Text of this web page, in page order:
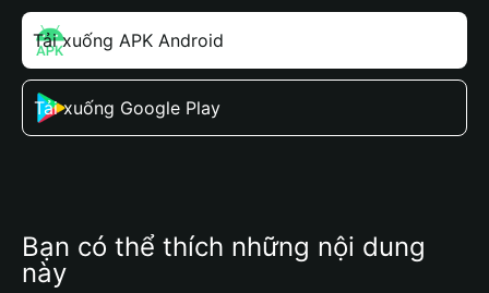
Tải xuống APK Android
Tải xuống Google Play
Bạn có thể thích những nội dung
này